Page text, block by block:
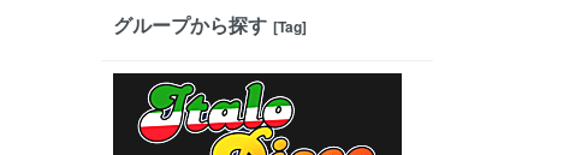
グループから探す [Tag]